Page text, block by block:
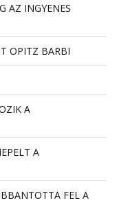
AZ INGYENES
OPITZ BARBI
A
A
FEL A